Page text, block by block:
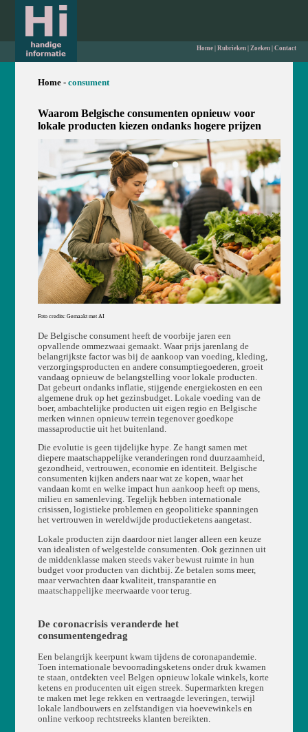
Home| Rubrieken| Zoeken| Contact
Home - consument
Waarom Belgische consumenten opnieuw voor
lokale producten kiezen ondanks hogere prijzen
Foto credits: Gemaakt met AI
De Belgische consument heeft de voorbije jaren een
opvallende ommezwaai gemaakt. Waar prijs jarenlang de
belangrijkste factor was bij de aankoop van voeding, kleding,
verzorgingsproducten en andere consumptiegoederen, groeit
vandaag opnieuw de belangstelling voor lokale producten.
Dat gebeurt ondanks inflatie, stijgende energiekosten en een
algemene druk op het gezinsbudget. Lokale voeding van de
boer, ambachtelijke producten uit eigen regio en Belgische
merken winnen opnieuw terrein tegenover goedkope
massaproductie uit het buitenland.
Die evolutie is geen tijdelijke hype. Ze hangt samen met
diepere maatschappelijke veranderingen rond duurzaamheid,
gezondheid, vertrouwen, economie en identiteit. Belgische
consumenten kijken anders naar wat ze kopen, waar het
vandaan komt en welke impact hun aankoop heeft op mens,
milieu en samenleving. Tegelijk hebben internationale
crisissen, logistieke problemen en geopolitieke spanningen
het vertrouwen in wereldwijde productieketens aangetast.
Lokale producten zijn daardoor niet langer alleen een keuze
van idealisten of welgestelde consumenten. Ook gezinnen uit
de middenklasse maken steeds vaker bewust ruimte in hun
budget voor producten van dichtbij. Ze betalen soms meer,
maar verwachten daar kwaliteit, transparantie en
maatschappelijke meerwaarde voor terug.
De coronacrisis veranderde het
consumentengedrag
Een belangrijk keerpunt kwam tijdens de coronapandemie.
Toen internationale bevoorradingsketens onder druk kwamen
te staan, ontdekten veel Belgen opnieuw lokale winkels, korte
ketens en producenten uit eigen streek. Supermarkten kregen
te maken met lege rekken en vertraagde leveringen, terwijl
lokale landbouwers en zelfstandigen via hoevewinkels en
online verkoop rechtstreeks klanten bereikten.